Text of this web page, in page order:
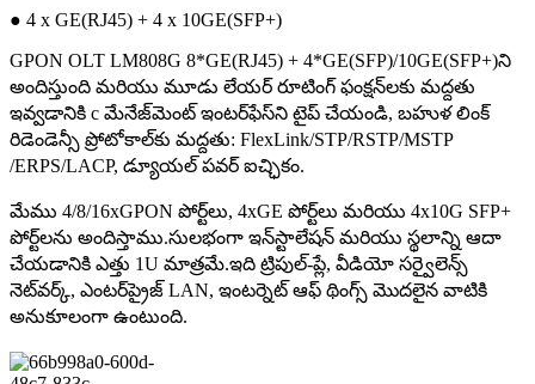
● 4 x GE(RJ45) + 4 x 10GE(SFP+)
GPON OLT LM808G 8*GE(RJ45) + 4*GE(SFP)/10GE(SFP+)ని
అందిస్తుంది మరియు మూడు లేయర్ రూటింగ్ ఫంక్షన్‌లకు మద్దతు
ఇవ్వడానికి c మేనేజ్‌మెంట్ ఇంటర్‌ఫేస్‌ని టైప్ చేయండి, బహుళ లింక్
రిడెండెన్సీ ప్రోటోకాల్‌కు మద్దతు: FlexLink/STP/RSTP/MSTP
/ERPS/LACP, డ్యూయల్ పవర్ ఐచ్ఛికం.
మేము 4/8/16xGPON పోర్ట్‌లు, 4xGE పోర్ట్‌లు మరియు 4x10G SFP+
పోర్ట్‌లను అందిస్తాము.సులభంగా ఇన్‌స్టాలేషన్ మరియు స్థలాన్ని ఆదా
చేయడానికి ఎత్తు 1U మాత్రమే.ఇది ట్రిపుల్-ప్లే, వీడియో సర్వైలెన్స్
నెట్‌వర్క్, ఎంటర్‌ప్రైజ్ LAN, ఇంటర్నెట్ ఆఫ్ థింగ్స్ మొదలైన వాటికి
అనుకూలంగా ఉంటుంది.